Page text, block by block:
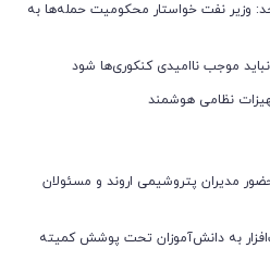
وزیر نفت خواستار محکومیت حمله‌ها به
موجب ناامیدی کنکوری‌ها شود
نظامی هوشمند
مدیران پتروشیمی اروند و مسئولان
۹۸۵ بسته نوشت‌افزار به دانش‌آموزان تحت پوشش کمیته